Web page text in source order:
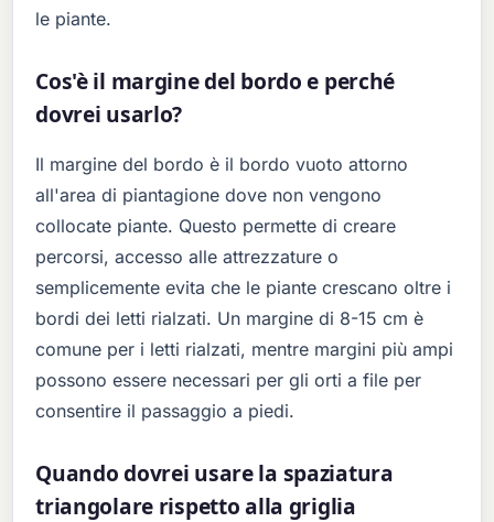
le piante.
Cos'è il margine del bordo e perché
dovrei usarlo?
Il margine del bordo è il bordo vuoto attorno
all'area di piantagione dove non vengono
collocate piante. Questo permette di creare
percorsi, accesso alle attrezzature o
semplicemente evita che le piante crescano oltre i
bordi dei letti rialzati. Un margine di 8-15 cm è
comune per i letti rialzati, mentre margini più ampi
possono essere necessari per gli orti a file per
consentire il passaggio a piedi.
Quando dovrei usare la spaziatura
triangolare rispetto alla griglia